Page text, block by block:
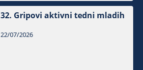
32. Gripovi aktivni tedni mladih
22/07/2026